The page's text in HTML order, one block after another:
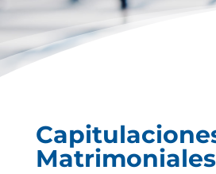
Matrimoniales